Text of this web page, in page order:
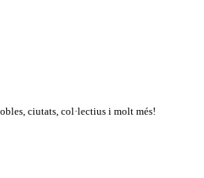
ciutats, col·lectius i molt més!